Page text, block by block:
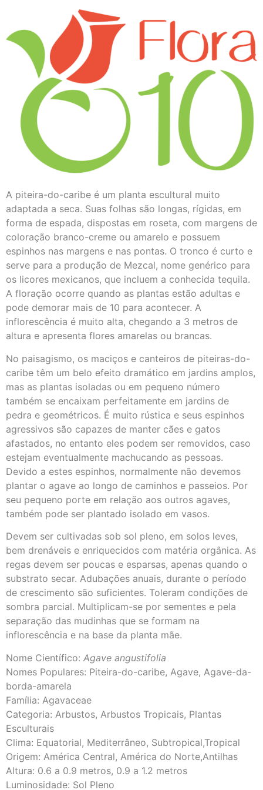
A piteira-do-caribe é um planta escultural muito
adaptada a seca. Suas folhas são longas, rígidas, em
forma de espada, dispostas em roseta, com margens de
coloração branco-creme ou amarelo e possuem
espinhos nas margens e nas pontas. O tronco é curto e
serve para a produção de Mezcal, nome genérico para
os licores mexicanos, que incluem a conhecida tequila.
A floração ocorre quando as plantas estão adultas e
pode demorar mais de 10 para acontecer. A
inflorescência é muito alta, chegando a 3 metros de
altura e apresenta flores amarelas ou brancas.
No paisagismo, os maciços e canteiros de piteiras-do-
caribe têm um belo efeito dramático em jardins amplos,
mas as plantas isoladas ou em pequeno número
também se encaixam perfeitamente em jardins de
pedra e geométricos. É muito rústica e seus espinhos
agressivos são capazes de manter cães e gatos
afastados, no entanto eles podem ser removidos, caso
estejam eventualmente machucando as pessoas.
Devido a estes espinhos, normalmente não devemos
plantar o agave ao longo de caminhos e passeios. Por
seu pequeno porte em relação aos outros agaves,
também pode ser plantado isolado em vasos.
Devem ser cultivadas sob sol pleno, em solos leves,
bem drenáveis e enriquecidos com matéria orgânica. As
regas devem ser poucas e esparsas, apenas quando o
substrato secar. Adubações anuais, durante o período
de crescimento são suficientes. Toleram condições de
sombra parcial. Multiplicam-se por sementes e pela
separação das mudinhas que se formam na
inflorescência e na base da planta mãe.
Nome Científico: Agave angustifolia
Nomes Populares: Piteira-do-caribe, Agave, Agave-da-
borda-amarela
Família: Agavaceae
Categoria: Arbustos, Arbustos Tropicais, Plantas
Esculturais
Clima: Equatorial, Mediterrâneo, Subtropical,Tropical
Origem: América Central, América do Norte,Antilhas
Altura: 0.6 a 0.9 metros, 0.9 a 1.2 metros
Luminosidade: Sol Pleno